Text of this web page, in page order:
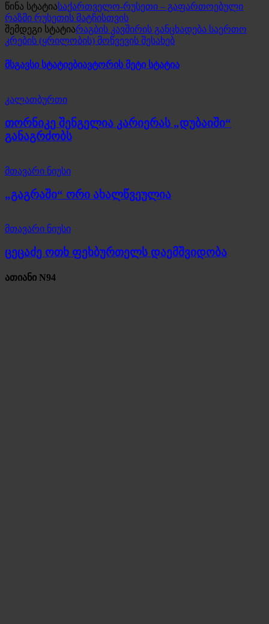
წინა სტატიასაქართველო-რუსეთი – გაფართოებული
რაზმი რუსეთის მატჩისთვის
შემდეგი სტატიარაგბის კავშირის განცხადება საერთო
კრების (ყრილობის) მოწვევის შესახებ
მსგავსი სტატიებიავტორის მეტი სტატია
კალათბურთი
თორნიკე შენგელია კარიერას „დუბაიში“
განაგრძობს
მთავარი ნიუსი
„გაგრაში“ ორი ახალწვეულია
მთავარი ნიუსი
ცეცაძე ოთხ ფეხბურთელს დაემშვიდობა
ათიანი N94